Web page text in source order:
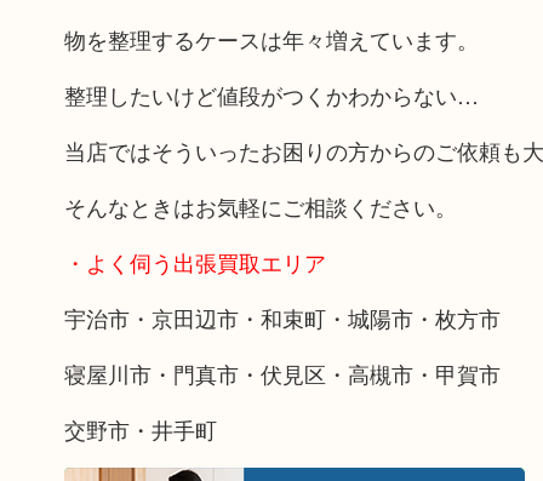
物を整理するケースは年々増えています。
整理したいけど値段がつくかわからない…
当店ではそういったお困りの方からのご依頼も大
そんなときはお気軽にご相談ください。
・よく伺う出張買取エリア
宇治市・京田辺市・和束町・城陽市・枚方市
寝屋川市・門真市・伏見区・高槻市・甲賀市
交野市・井手町